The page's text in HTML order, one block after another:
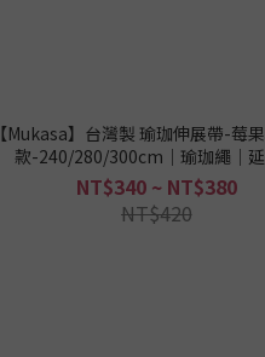
【Mukasa】台灣製 瑜珈伸展帶-莓
款-240/280/300cm｜瑜珈繩｜
NT$340 ~ NT$380
NT$420